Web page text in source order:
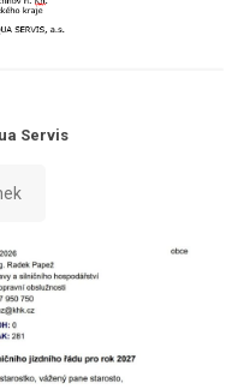
Servis